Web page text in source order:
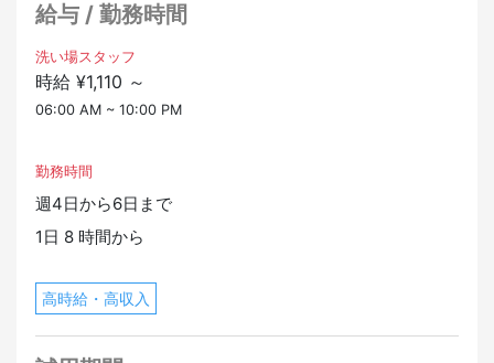
給与 / 勤務時間
洗い場スタッフ
時給 ¥1,110 ～
06:00 AM ~ 10:00 PM
勤務時間
週4日から6日まで
1日 8 時間から
高時給・高収入